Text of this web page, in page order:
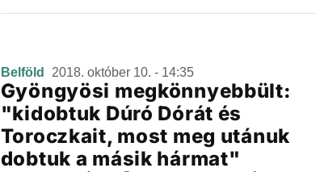
Belföld 2018. október 10. - 14:35
Gyöngyösi megkönnyebbült:
"kidobtuk Dúró Dórát és
Toroczkait, most meg utánuk
dobtuk a másik hármat"